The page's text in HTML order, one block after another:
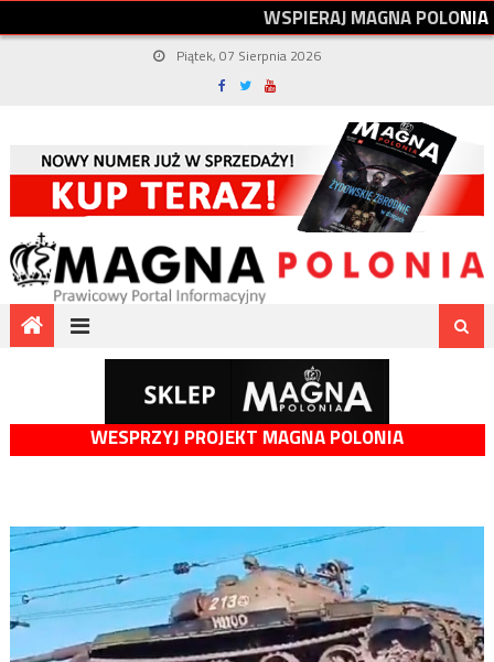
WSPIERAJMAGNAPOLONIA
Piątek, 07 Sierpnia 2026
WESPRZYJ PROJEKT MAGNA POLONIA